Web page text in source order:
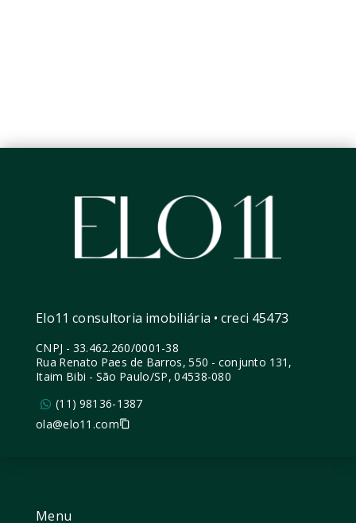
Menu
Elo11 consultoria imobiliária • creci 45473
CNPJ - 33.462.260/0001-38
Rua Renato Paes de Barros, 550 - conjunto 131,
Itaim Bibi - São Paulo/SP, 04538-080
(11) 98136-1387
ola@elo11.com